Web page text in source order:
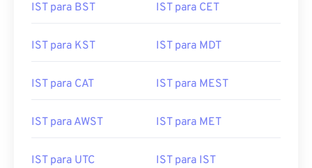
IST para BST IST para CET
IST para KST IST para MDT
IST para CAT IST para MEST
IST para AWST IST para MET
IST para UTC IST para IST